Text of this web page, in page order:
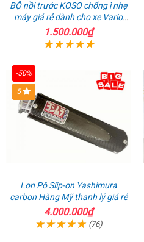
BỘ nồi trước KOSO chống ì nhẹ
máy giá rẻ dành cho xe Vario
160
1.500.000₫
-50%
5
Lon Pô Slip-on Yashimura
carbon Hàng Mỹ thanh lý giá rẻ
4.000.000₫
(76)